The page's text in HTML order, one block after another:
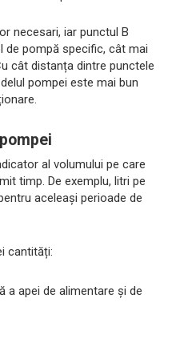
necesari, iar punctul B
de pompă specific, cât mai
cât distanța dintre punctele
pompei este mai bun
al volumului pe care
timp. De exemplu, litri pe
aceleași perioade de
cantități:
a apei de alimentare și de